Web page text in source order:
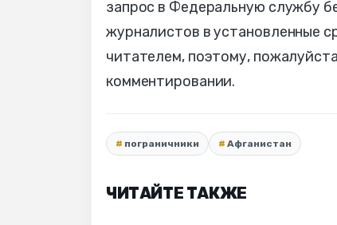
запрос в Федеральную службу
журналистов в установленные
читателем, поэтому,
комментировании.
пограничники Афганистан
ЧИТАЙТЕ ТАКЖЕ